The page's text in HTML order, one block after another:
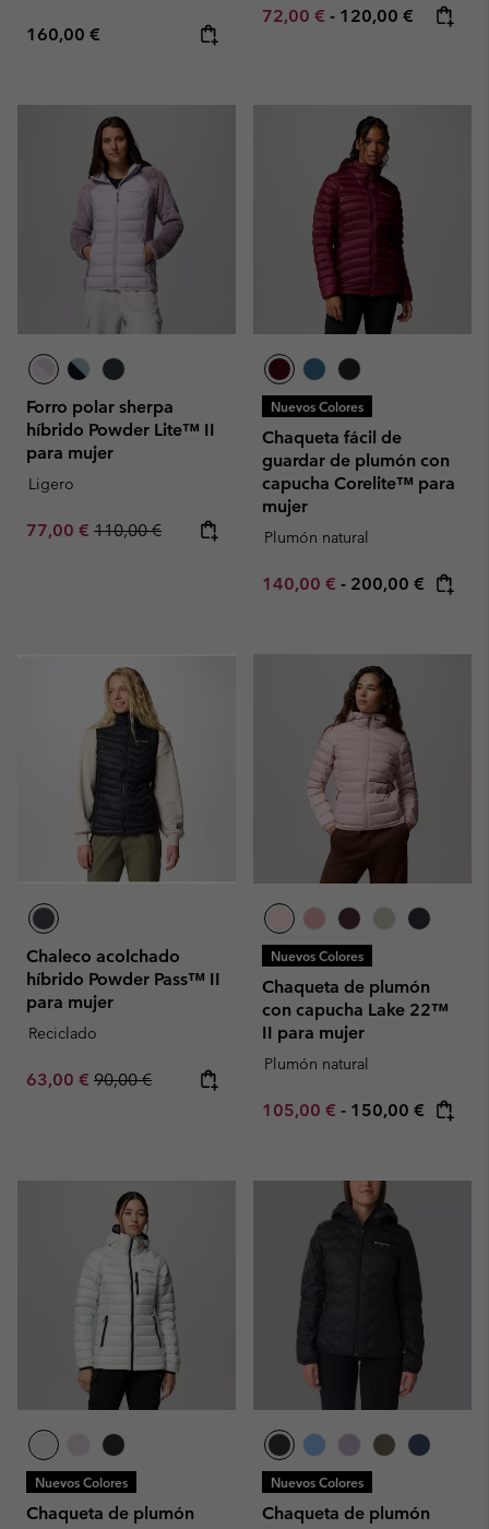
Regular price:
160,00 €
Minimum sale price:
72,00 € - Maximum price:
120,00 €
Forro polar sherpa
híbrido Powder Lite™ II
para mujer
Ligero
Sale price:
77,00 € Regular price:
110,00 €
Nuevos Colores
Chaqueta fácil de
guardar de plumón con
capucha Corelite™ para
mujer
Plumón natural
Minimum sale price:
140,00 € - Maximum price:
200,00 €
Chaleco acolchado
híbrido Powder Pass™ II
para mujer
Reciclado
Sale price:
63,00 € Regular price:
90,00 €
Nuevos Colores
Chaqueta de plumón
con capucha Lake 22™
II para mujer
Plumón natural
Minimum sale price:
105,00 € - Maximum price:
150,00 €
Nuevos Colores
Chaqueta de plumón
Nuevos Colores
Chaqueta de plumón